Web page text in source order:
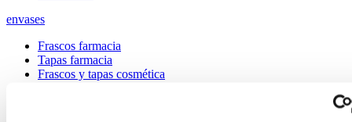
envases
Frascos farmacia
Tapas farmacia
Frascos y tapas cosmética